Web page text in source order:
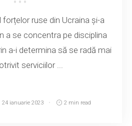
ruse din Ucraina și-a
a se concentra pe disciplina
a-i determina să se radă mai
serviciilor ...
24 ianuarie 2023 2 min read